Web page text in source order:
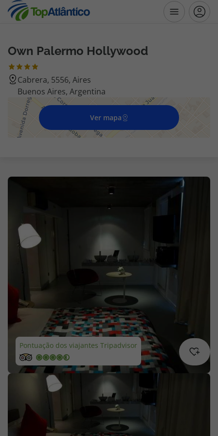
Destinos
Voos
Hotéis
Voos + Hotel
Escapadinhas
Cruzeiros
Especialistas
Cheque Viagem
Rede de Lojas
Blog TopViagens
Área de Cliente
Own Palermo Hollywood
Cabrera, 5556, Aires
Buenos Aires, Argentina
Ver mapa
Pontuação dos viajantes Tripadvisor